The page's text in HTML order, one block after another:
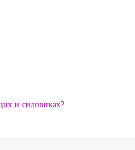
и силовиках?